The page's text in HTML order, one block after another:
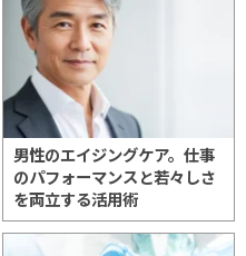
男性のエイジングケア。仕事
のパフォーマンスと若々しさ
を両立する活用術